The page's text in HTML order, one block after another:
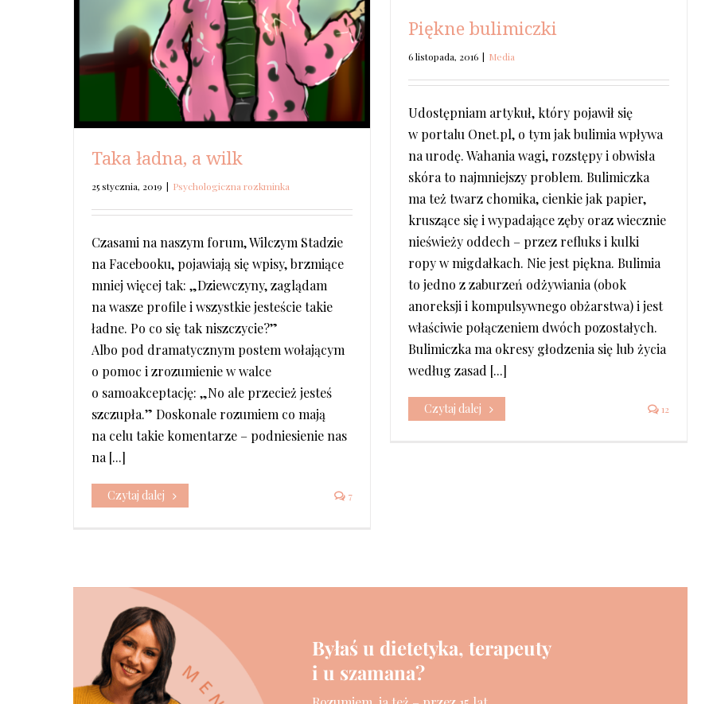
Taka ładna, a wilk
25 stycznia, 2019 | Psychologiczna rozkminka
Czasami na naszym forum, Wilczym Stadzie
na Facebooku, pojawiają się wpisy, brzmiące
mniej więcej tak: „Dziewczyny, zaglądam
na wasze profile i wszystkie jesteście takie
ładne. Po co się tak niszczycie?”
Albo pod dramatycznym postem wołającym
o pomoc i zrozumienie w walce
o samoakceptację: „No ale przecież jesteś
szczupła.” Doskonale rozumiem co mają
na celu takie komentarze – podniesienie nas
na [...]
Czytaj dalej 7
Piękne bulimiczki
6 listopada, 2016 | Media
Udostępniam artykuł, który pojawił się
w portalu Onet.pl, o tym jak bulimia wpływa
na urodę. Wahania wagi, rozstępy i obwisła
skóra to najmniejszy problem. Bulimiczka
ma też twarz chomika, cienkie jak papier,
kruszące się i wypadające zęby oraz wiecznie
nieświeży oddech – przez refluks i kulki
ropy w migdałkach. Nie jest piękna. Bulimia
to jedno z zaburzeń odżywiania (obok
anoreksji i kompulsywnego obżarstwa) i jest
właściwie połączeniem dwóch pozostałych.
Bulimiczka ma okresy głodzenia się lub życia
według zasad [...]
Czytaj dalej 12
Byłaś u dietetyka, terapeuty
i u szamana?